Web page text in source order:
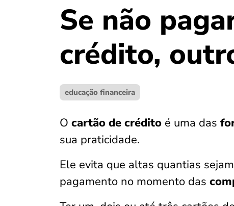
Se não
crédito,
educação financeira
O cartão de crédito é uma das
sua praticidade.
Ele evita que altas quantias
pagamento no momento das